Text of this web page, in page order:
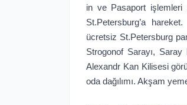
in ve Pasaport işlemleri
St.Petersburg’a
ücretsiz St.Petersburg
Strogonof Sarayı,
Alexandr Kan Kilisesi
oda dağılımı. Akşam